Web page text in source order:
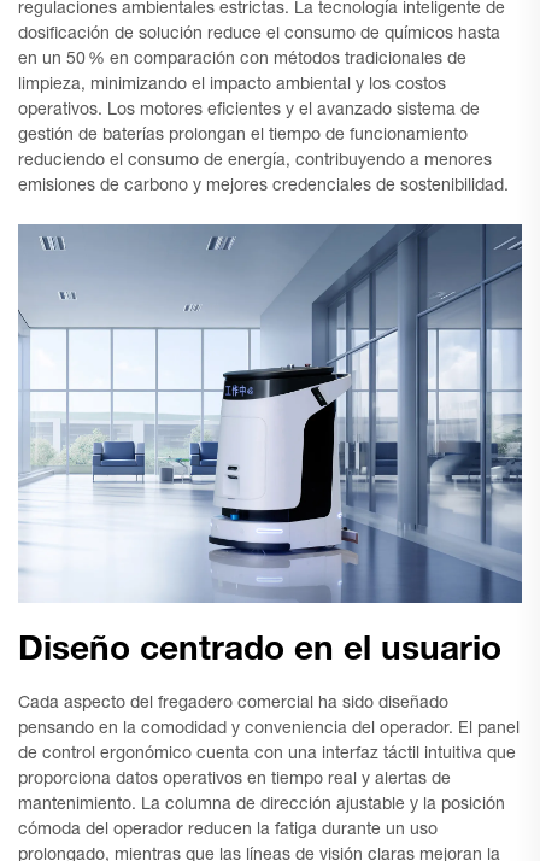
regulaciones ambientales estrictas. La tecnología inteligente de
dosificación de solución reduce el consumo de químicos hasta
en un 50 % en comparación con métodos tradicionales de
limpieza, minimizando el impacto ambiental y los costos
operativos. Los motores eficientes y el avanzado sistema de
gestión de baterías prolongan el tiempo de funcionamiento
reduciendo el consumo de energía, contribuyendo a menores
emisiones de carbono y mejores credenciales de sostenibilidad.
Diseño centrado en el usuario
Cada aspecto del fregadero comercial ha sido diseñado
pensando en la comodidad y conveniencia del operador. El panel
de control ergonómico cuenta con una interfaz táctil intuitiva que
proporciona datos operativos en tiempo real y alertas de
mantenimiento. La columna de dirección ajustable y la posición
cómoda del operador reducen la fatiga durante un uso
prolongado, mientras que las líneas de visión claras mejoran la